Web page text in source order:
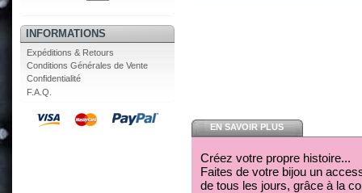
INFORMATIONS
Expéditions & Retours
Conditions Générales de Vente
Confidentialité
F.A.Q.
EN SAVOIR PLUS
Créez votre propre histoire...
Faites de votre bijou un
de tous les jours, grâce à la